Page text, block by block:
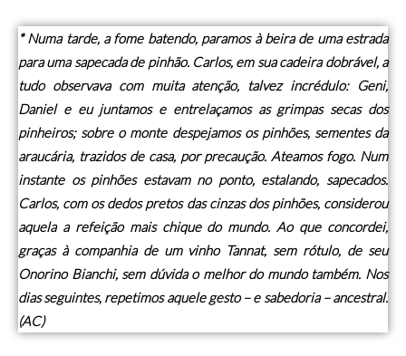
* Numa tarde, a fome batendo, paramos à beira de uma estrada
para uma sapecada de pinhão. Carlos, em sua cadeira dobrável, a
tudo observava com muita atenção, talvez incrédulo: Geni,
Daniel e eu juntamos e entrelaçamos as grimpas secas dos
pinheiros; sobre o monte despejamos os pinhões, sementes da
araucária, trazidos de casa, por precaução. Ateamos fogo. Num
instante os pinhões estavam no ponto, estalando, sapecados.
Carlos, com os dedos pretos das cinzas dos pinhões, considerou
aquela a refeição mais chique do mundo. Ao que concordei,
graças à companhia de um vinho Tannat, sem rótulo, de seu
Onorino Bianchi, sem dúvida o melhor do mundo também. Nos
dias seguintes, repetimos aquele gesto – e sabedoria – ancestral.
(AC)